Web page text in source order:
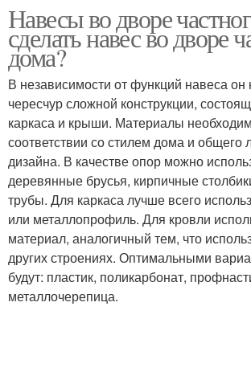
Навесы во дворе
сделать навес во дворе
дома?
В независимости от функций навеса он
чересчур сложной конструкции,
каркаса и крыши. Материалы
соответствии со стилем дома и
дизайна. В качестве опор можно
деревянные брусья, кирпичные
трубы. Для каркаса лучше всего
или металлопрофиль. Для кровли
материал, аналогичный тем, что
других строениях. Оптимальными
будут: пластик, поликарбонат,
металлочерепица.